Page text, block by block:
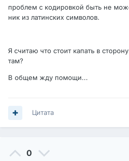
проблем с кодировкой быть не
ник из латинских символов.
Я считаю что стоит капать в
там?
В общем жду помощи...
Цитата
0